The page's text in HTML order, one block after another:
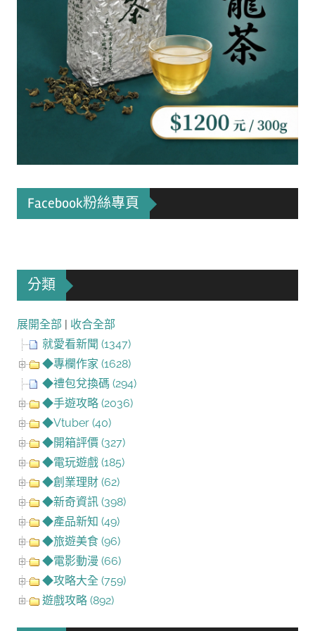
Facebook粉絲專頁
分類
展開全部
收合全部
就愛看新聞 (1347)
◆專欄作家 (1628)
◆禮包兌換碼 (294)
◆手遊攻略 (2036)
◆Vtuber (40)
◆開箱評價 (327)
◆電玩遊戲 (185)
◆創業理財 (62)
◆新奇資訊 (398)
◆產品新知 (49)
◆旅遊美食 (96)
◆電影動漫 (66)
◆攻略大全 (759)
遊戲攻略 (892)